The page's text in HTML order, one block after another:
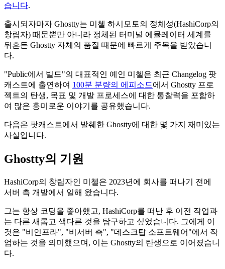
습니다.
출시되자마자 Ghostty는 미첼 하시모토의 정체성(HashiCorp의
창립자) 때문뿐만 아니라 정체된 터미널 에뮬레이터 세계를
뒤흔든 Ghostty 자체의 품질 때문에 빠르게 주목을 받았습니
다.
"Public에서 빌드"의 대표적인 예인 미첼은 최근 Changelog 팟
캐스트에 출연하여 100분 분량의 에피소드에서 Ghostty 프로
젝트의 탄생, 목표 및 개발 프로세스에 대한 통찰력을 포함하
여 많은 흥미로운 이야기를 공유했습니다.
다음은 팟캐스트에서 발췌한 Ghostty에 대한 몇 가지 재미있는
사실입니다.
Ghostty의 기원
HashiCorp의 창립자인 미첼은 2023년에 회사를 떠나기 전에
서버 측 개발에서 일해 왔습니다.
그는 항상 코딩을 좋아했고, HashiCorp를 떠난 후 이전 작업과
는 다른 새롭고 색다른 것을 탐구하고 싶었습니다. 그에게 이
것은 "비인프라", "비서버 측", "데스크탑 소프트웨어"에서 작
업하는 것을 의미했으며, 이는 Ghostty의 탄생으로 이어졌습니
다.